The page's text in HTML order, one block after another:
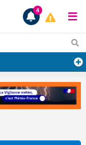
4